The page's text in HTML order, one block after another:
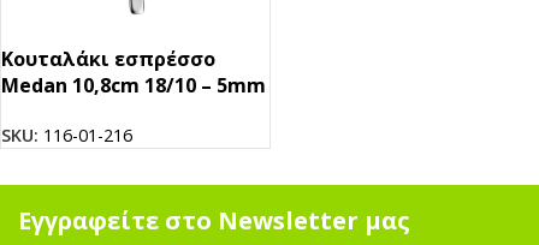
Κουταλάκι εσπρέσσο
Medan 10,8cm 18/10 – 5mm
SKU: 116-01-216
Εγγραφείτε στο Newsletter μας